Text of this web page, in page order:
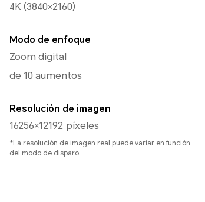
4K (3840×2160)
Modo de enfoque
Zoom digital
de 10 aumentos
Resolución de imagen
16256×12192 píxeles
*La resolución de imagen real puede variar en función
del modo de disparo.